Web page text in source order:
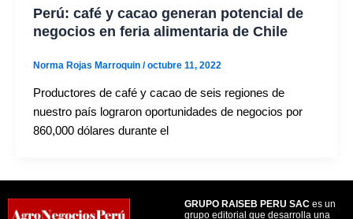
Perú: café y cacao generan potencial de
negocios en feria alimentaria de Chile
Norma Rojas Marroquin /octubre 11, 2022
Productores de café y cacao de seis regiones de
nuestro país lograron oportunidades de negocios por
860,000 dólares durante el
GRUPO RAISEB PERU SAC es un
grupo editorial que desarrolla una